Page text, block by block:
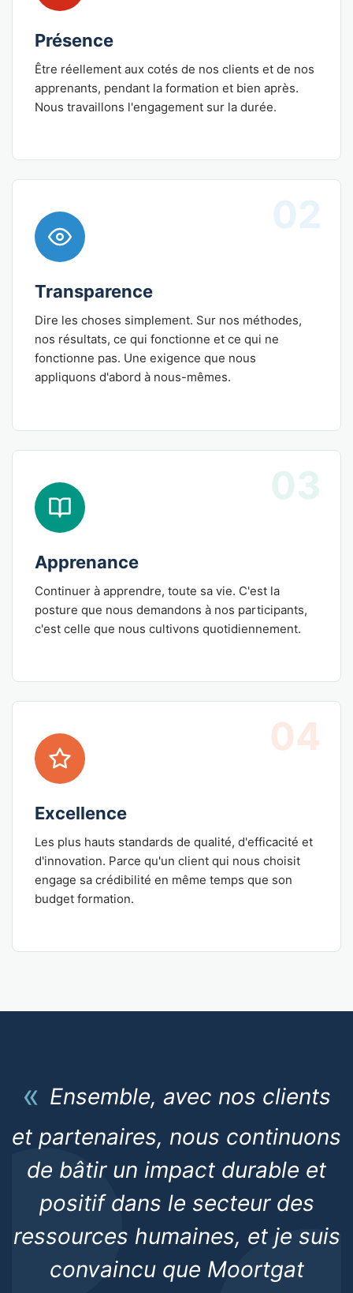
Présence
Être réellement aux cotés de nos clients et de nos
apprenants, pendant la formation et bien après.
Nous travaillons l'engagement sur la durée.
Transparence
Dire les choses simplement. Sur nos méthodes,
nos résultats, ce qui fonctionne et ce qui ne
fonctionne pas. Une exigence que nous
appliquons d'abord à nous-mêmes.
03
Apprenance
Continuer à apprendre, toute sa vie. C'est la
posture que nous demandons à nos participants,
c'est celle que nous cultivons quotidiennement.
04
Excellence
Les plus hauts standards de qualité, d'efficacité et
d'innovation. Parce qu'un client qui nous choisit
engage sa crédibilité en même temps que son
budget formation.
Ensemble, avec nos clients
et partenaires, nous continuons
de bâtir un impact durable et
positif dans le secteur des
ressources humaines, et je suis
convaincu que Moortgat